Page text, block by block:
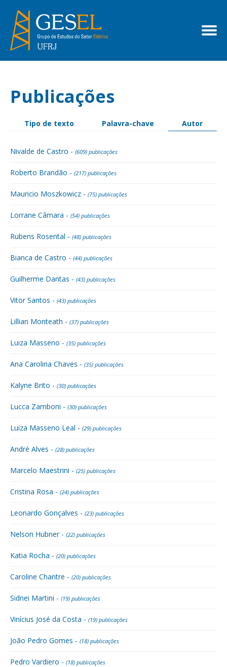
Publicações
Tipo de texto Palavra-chave Autor
Nivalde de Castro - (609) publicações
Roberto Brandão - (217) publicações
Mauricio Moszkowicz - (75) publicações
Lorrane Câmara - (54) publicações
Rubens Rosental - (48) publicações
Bianca de Castro - (44) publicações
Guilherme Dantas - (43) publicações
Vitor Santos - (43) publicações
Lillian Monteath - (37) publicações
Luiza Masseno - (35) publicações
Ana Carolina Chaves - (35) publicações
Kalyne Brito - (30) publicações
Lucca Zamboni - (30) publicações
Luiza Masseno Leal - (29) publicações
André Alves - (28) publicações
Marcelo Maestrini - (25) publicações
Cristina Rosa - (24) publicações
Leonardo Gonçalves - (23) publicações
Nelson Hubner - (22) publicações
Katia Rocha - (20) publicações
Caroline Chantre - (20) publicações
Sidnei Martini - (19) publicações
Vinícius José da Costa - (19) publicações
João Pedro Gomes - (18) publicações
Pedro Vardiero - (18) publicações